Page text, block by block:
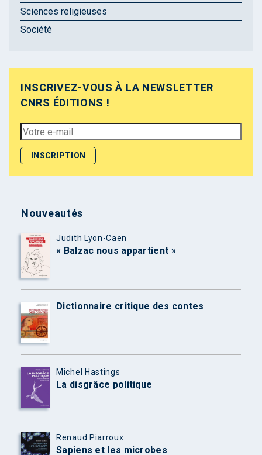
Sciences religieuses
Société
INSCRIVEZ-VOUS À LA NEWSLETTER
CNRS ÉDITIONS !
Nouveautés
Judith Lyon-Caen
« Balzac nous appartient »
Dictionnaire critique des contes
Michel Hastings
La disgrâce politique
Renaud Piarroux
Sapiens et les microbes